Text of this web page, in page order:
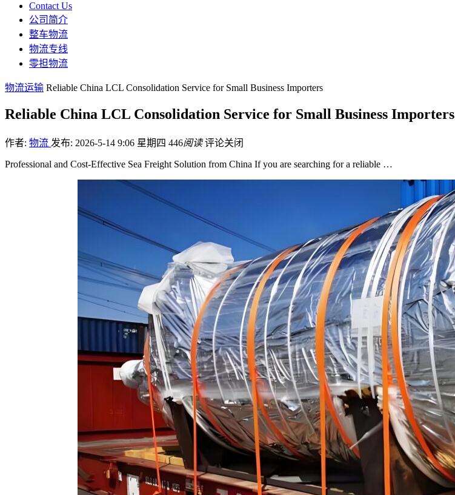
Contact Us
公司简介
整车物流
物流专线
零担物流
物流运输 Reliable China LCL Consolidation Service for Small Business Importers
Reliable China LCL Consolidation Service for Small Business Importers
作者: 物流 发布: 2026-5-14 9:06 星期四 446阅读 评论关闭
Professional and Cost-Effective Sea Freight Solution from China If you are searching for a reliable …